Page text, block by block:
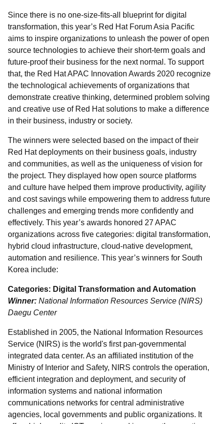
Since there is no one-size-fits-all blueprint for digital
transformation, this year’s Red Hat Forum Asia Pacific
aims to inspire organizations to unleash the power of open
source technologies to achieve their short-term goals and
future-proof their business for the next normal. To support
that, the Red Hat APAC Innovation Awards 2020 recognize
the technological achievements of organizations that
demonstrate creative thinking, determined problem solving
and creative use of Red Hat solutions to make a difference
in their business, industry or society.
The winners were selected based on the impact of their
Red Hat deployments on their business goals, industry
and communities, as well as the uniqueness of vision for
the project. They displayed how open source platforms
and culture have helped them improve productivity, agility
and cost savings while empowering them to address future
challenges and emerging trends more confidently and
effectively. This year’s awards honored 27 APAC
organizations across five categories: digital transformation,
hybrid cloud infrastructure, cloud-native development,
automation and resilience. This year’s winners for South
Korea include:
Categories: Digital Transformation and Automation
Winner: National Information Resources Service (NIRS)
Daegu Center
Established in 2005, the National Information Resources
Service (NIRS) is the world's first pan-governmental
integrated data center. As an affiliated institution of the
Ministry of Interior and Safety, NIRS controls the operation,
efficient integration and deployment, and security of
information systems and national information
communications networks for central administrative
agencies, local governments and public organizations. It